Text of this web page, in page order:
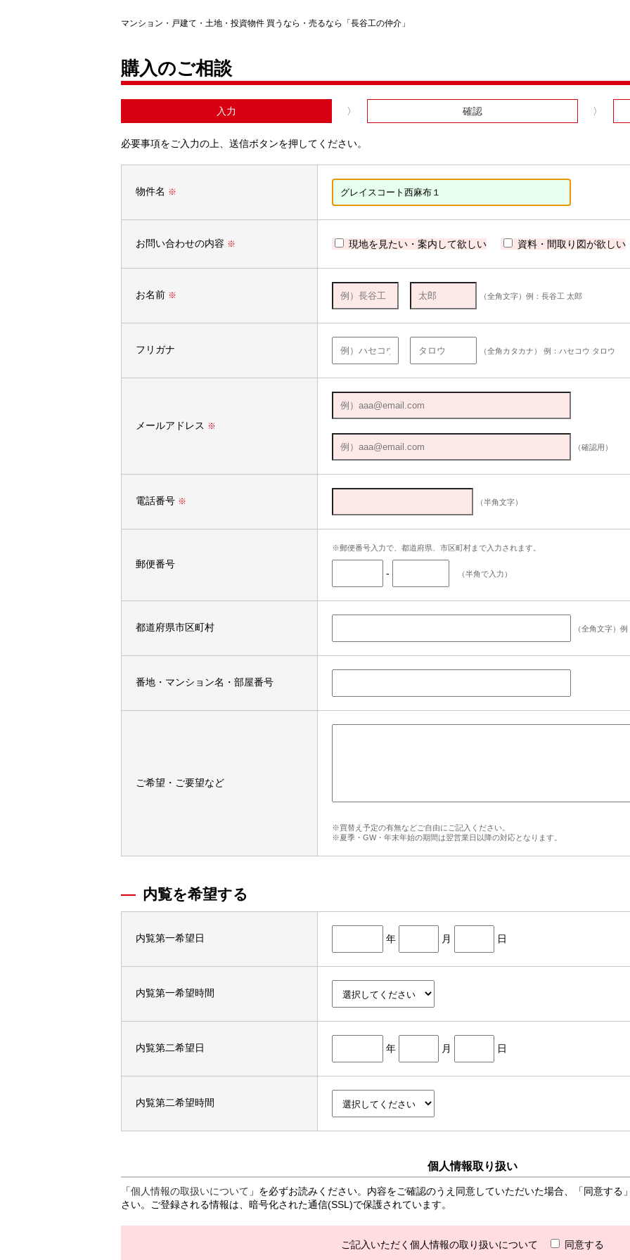
マンション・戸建て・土地・投資物件 買うなら・売るなら「長谷工の仲介」
購入のご相談
入力 確認
必要事項をご入力の上、送信ボタンを押してください。
物件名 ※
お問い合わせの内容 ※ 現地を見たい・案内して欲しい 資料・間取り図が欲しい
お名前 ※ （全角文字）例：長谷工 太郎
フリガナ （全角カタカナ） 例：ハセコウ タロウ
メールアドレス ※
（確認用）
電話番号 ※ （半角文字）
郵便番号
※郵便番号入力で、都道府県、市区町村まで入力されます。
- （半角で入力）
都道府県市区町村 （全角文字）
番地・マンション名・部屋番号
ご希望・ご要望など
※買替え予定の有無などご自由にご記入ください。
※夏季・GW・年末年始の期間は翌営業日以降の対応となります。
内覧を希望する
内覧第一希望日 年 月 日
内覧第一希望時間
内覧第二希望日 年 月 日
内覧第二希望時間
個人情報取り扱い
「個人情報の取扱いについて 」を必ずお読みください。内容をご確認のうえ同意していただいた場合、「同意す
さい。ご登録される情報は、暗号化された通信(SSL)で保護されています。
ご記入いただく個人情報の取り扱いについて 同意する